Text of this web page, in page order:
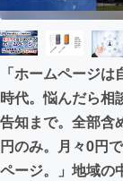
まち
「ホームページ
時代。悩んだら相
告知まで。全部含
円のみ。月々0円
ページ。」地域の